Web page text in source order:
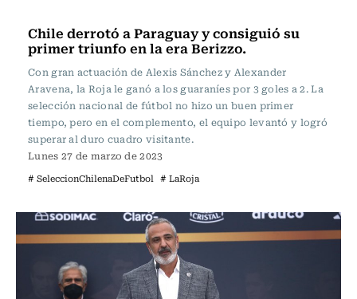
Chile derrotó a Paraguay y consiguió su
primer triunfo en la era Berizzo.
Con gran actuación de Alexis Sánchez y Alexander
Aravena, la Roja le ganó a los guaraníes por 3 goles a 2. La
selección nacional de fútbol no hizo un buen primer
tiempo, pero en el complemento, el equipo levantó y logró
superar al duro cuadro visitante.
Lunes 27 de marzo de 2023
# SeleccionChilenaDeFutbol # LaRoja